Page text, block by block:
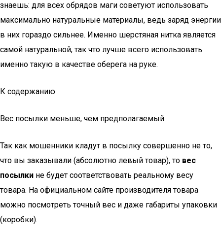
знаешь: для всех обрядов маги советуют использовать
максимально натуральные материалы, ведь заряд энергии
в них гораздо сильнее. Именно шерстяная нитка является
самой натуральной, так что лучше всего использовать
именно такую в качестве оберега на руке.
К содержанию
Вес посылки меньше, чем предполагаемый
Так как мошенники кладут в посылку совершенно не то,
что вы заказывали (абсолютно левый товар), то вес
посылки не будет соответствовать реальному весу
товара. На официальном сайте производителя товара
можно посмотреть точный вес и даже габариты упаковки
(коробки).